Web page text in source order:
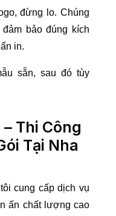
đừng lo. Chúng
bảo đúng kích
in.
sẵn, sau đó tùy
Thi Công
Tại Nha
cung cấp dịch vụ
ấn chất lượng cao